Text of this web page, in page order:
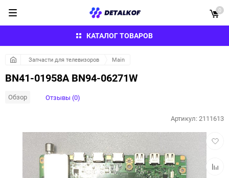
КАТАЛОГ ТОВАРОВ
0
Запчасти для телевизоров Main
BN41-01958A BN94-06271W
Обзор Отзывы (0)
к
Артикул:2111613